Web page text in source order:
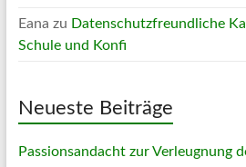
Eana zu Datenschutzfreundliche
Schule und Konfi
Neueste Beiträge
Passionsandacht zur Verleugnung